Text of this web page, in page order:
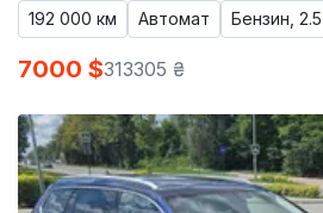
192 000 км Автомат Бензин, 2.5
7000 $313305 ₴